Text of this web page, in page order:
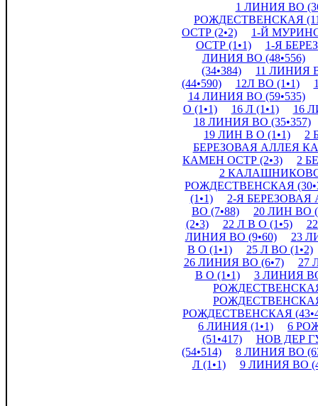
1 ЛИНИЯ ВО
РОЖДЕСТВЕНСКАЯ
ОСТР (2•2)
1-Й
ОСТР (1•1)
1-Я
ЛИНИЯ ВО (48•556)
(34•384)
11 ЛИНИЯ
(44•590)
12Л ВО (1•1)
14 ЛИНИЯ ВО (59•535)
О (1•1)
16 Л (1•1)
16
18 ЛИНИЯ ВО (35•357)
19 ЛИН В О (1•1)
2
БЕРЕЗОВАЯ АЛЛЕЯ
КАМЕН ОСТР (2•3)
2
2
РОЖДЕСТВЕНСКАЯ
(1•1)
2-Я БЕРЕЗОВАЯ
ВО (7•88)
20 ЛИН ВО
(2•3)
22 Л В О (1•5)
ЛИНИЯ ВО (9•60)
23
В О (1•1)
25 Л ВО (1•2)
26 ЛИНИЯ ВО (6•7)
27
В О (1•1)
3 ЛИНИЯ ВО
РОЖДЕСТВЕНСКАЯ
РОЖДЕСТВЕНСКАЯ
РОЖДЕСТВЕНСКАЯ
6 ЛИНИЯ (1•1)
6
(51•417)
НОВ ДЕР
(54•514)
8 ЛИНИЯ ВО
Л (1•1)
9 ЛИНИЯ ВО